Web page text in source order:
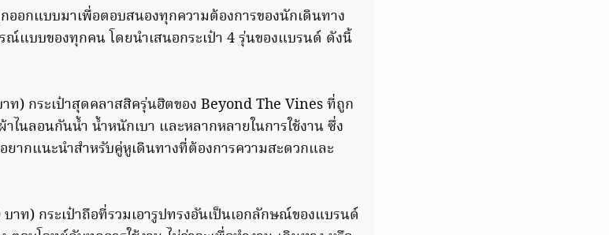
ออกแบบมาเพื่อตอบสนองทุกความต้องการของนักเดินทาง
ณ์แบบของทุกคน โดยนำเสนอกระเป๋า 4 รุ่นของแบรนด์ ดังนี้
) กระเป๋าสุดคลาสสิครุ่นฮิตของ Beyond The Vines ที่ถูก
ไนลอนกันน้ำ น้ำหนักเบา และหลากหลายในการใช้งาน ซึ่ง
ยากแนะนำสำหรับคู่หูเดินทางที่ต้องการความสะดวกและ
ท) กระเป๋าถือที่รวมเอารูปทรงอันเป็นเอกลักษณ์ของแบรนด์